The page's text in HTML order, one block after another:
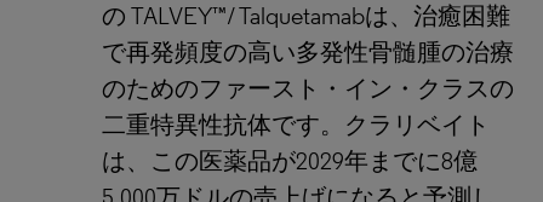
の TALVEY™/ Talquetamabは、治癒困難
で再発頻度の高い多発性骨髄腫の治療
のためのファースト・イン・クラスの
二重特異性抗体です。クラリベイト
は、この医薬品が2029年までに8億